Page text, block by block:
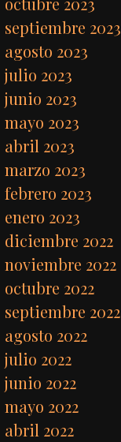
septiembre 2023
agosto 2023
julio 2023
junio 2023
mayo 2023
abril 2023
marzo 2023
febrero 2023
enero 2023
diciembre 2022
noviembre 2022
octubre 2022
septiembre 2022
agosto 2022
julio 2022
junio 2022
mayo 2022
abril 2022